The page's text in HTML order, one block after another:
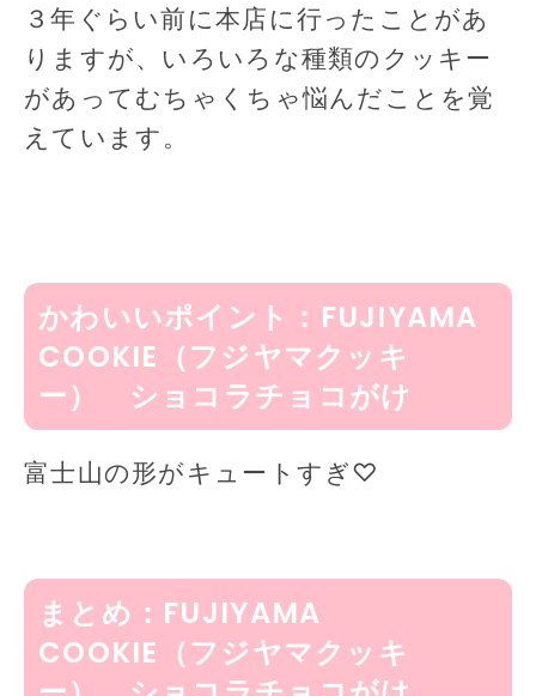
３年ぐらい前に本店に行ったことがあ
りますが、いろいろな種類のクッキー
があってむちゃくちゃ悩んだことを覚
えています。
かわいいポイント：FUJIYAMA
COOKIE（フジヤマクッキ
ー） ショコラチョコがけ
富士山の形がキュートすぎ♡
まとめ：FUJIYAMA
COOKIE（フジヤマクッキ